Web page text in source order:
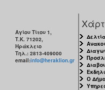
Αγίου Τίτου 1,
Τ.Κ. 71202,
Ηράκλειο
Τηλ.: 2813-409000
email:info@heraklion.gr
Ο